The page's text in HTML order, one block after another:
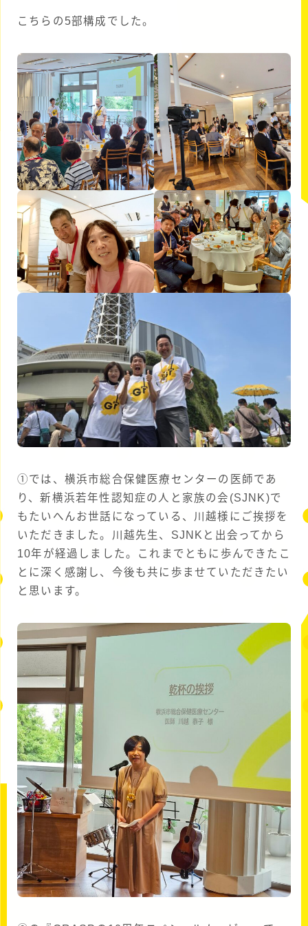
こちらの5部構成でした。
➀では、横浜市総合保健医療センターの医師であ
り、新横浜若年性認知症の人と家族の会(SJNK)で
もたいへんお世話になっている、川越様にご挨拶を
いただきました。川越先生、SJNKと出会ってから
10年が経過しました。これまでともに歩んできたこ
とに深く感謝し、今後も共に歩ませていただきたい
と思います。